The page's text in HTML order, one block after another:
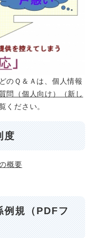
のＱ＆Ａは、個人情報
問（個人向け）（新し
ください。
度
概要
例規（PDFフ